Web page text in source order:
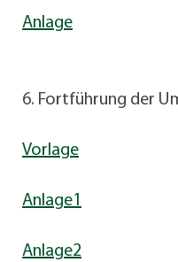
Anlage
6. Fortführung der
Vorlage
Anlage1
Anlage2